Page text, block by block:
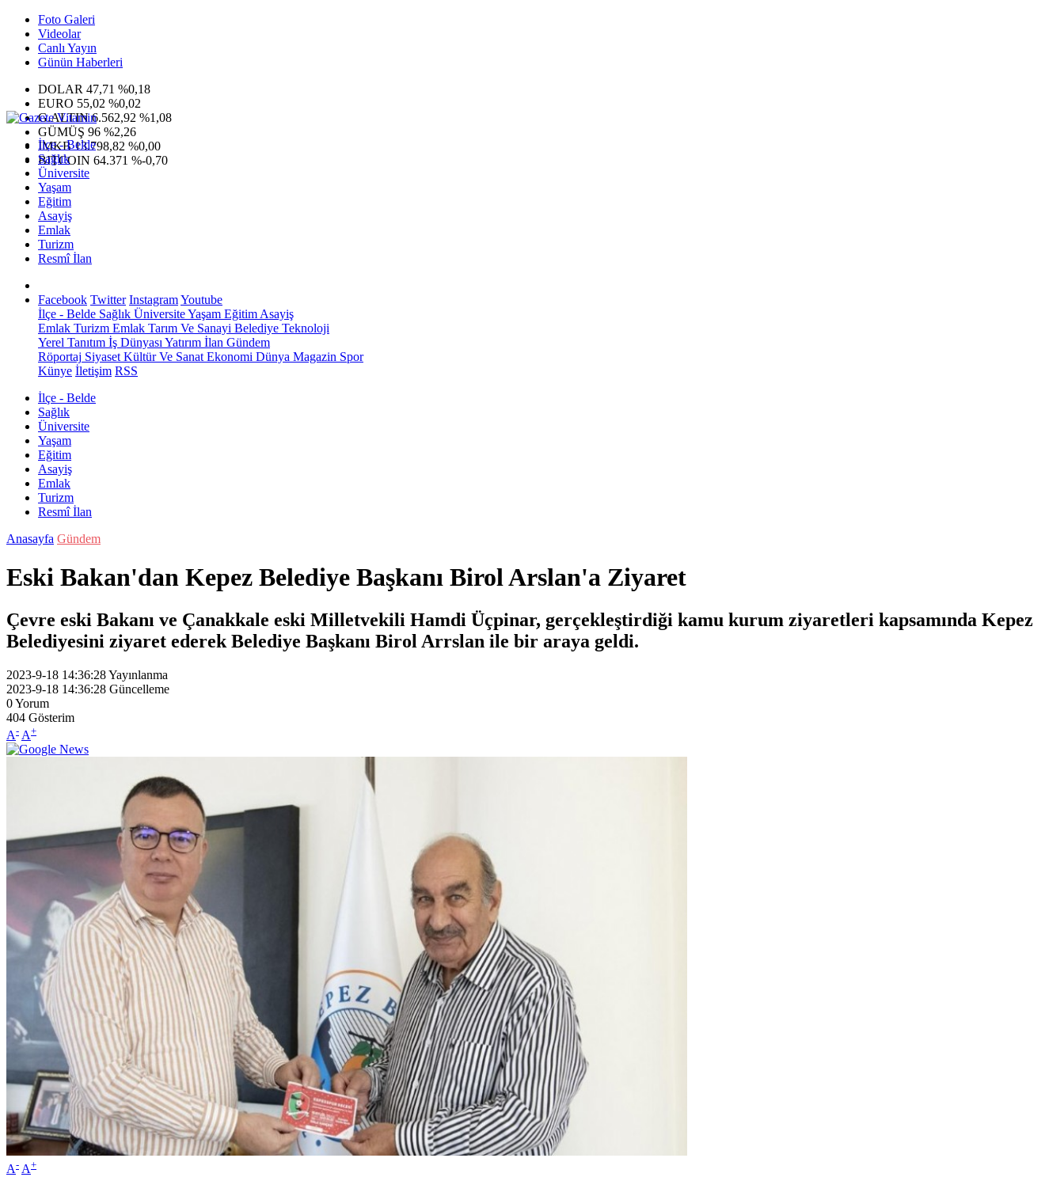
Foto Galeri
Videolar
Canlı Yayın
Günün Haberleri
DOLAR 47,71 %0,18
EURO 55,02 %0,02
G.ALTIN6.562,92 %1,08
GÜMÜŞ 96 %2,26
IMKB13.798,82 %0,00
BITCOIN 64.371 %-0,70
İlçe - Belde
Sağlık
Üniversite
Yaşam
Eğitim
Asayiş
Emlak
Turizm
Resmî İlan
Facebook Twitter InstagramYoutube
İlçe - Belde Sağlık ÜniversiteYaşam Eğitim Asayiş
Emlak Turizm Emlak Tarım Ve Sanayi Belediye Teknoloji
Yerel Tanıtım İş Dünyası Yatırım İlan Gündem
Röportaj Siyaset Kültür Ve Sanat Ekonomi Dünya Magazin Spor
Künye İletişim RSS
İlçe - Belde
Sağlık
Üniversite
Yaşam
Eğitim
Asayiş
Emlak
Turizm
Resmî İlan
Anasayfa Gündem
Eski Bakan'dan Kepez Belediye Başkanı Birol Arslan'a Ziyaret
Çevre eski Bakanı ve Çanakkale eski Milletvekili Hamdi Üçpinar, gerçekleştirdiği kamu kurum ziyaretleri kapsamında Kepez
Belediyesini ziyaret ederek Belediye Başkanı Birol Arrslan ile bir araya geldi.
2023-9-18 14:36:28Yayınlanma
2023-9-18 14:36:28 Güncelleme
0Yorum
404 Gösterim
A- A+
A- A+